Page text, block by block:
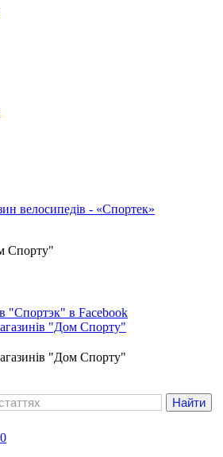
Спорту"
"Дом Спорту"
"Дом Спорту"
0